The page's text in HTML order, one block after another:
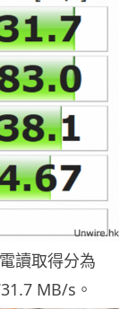
讀取得分為
MB/s。